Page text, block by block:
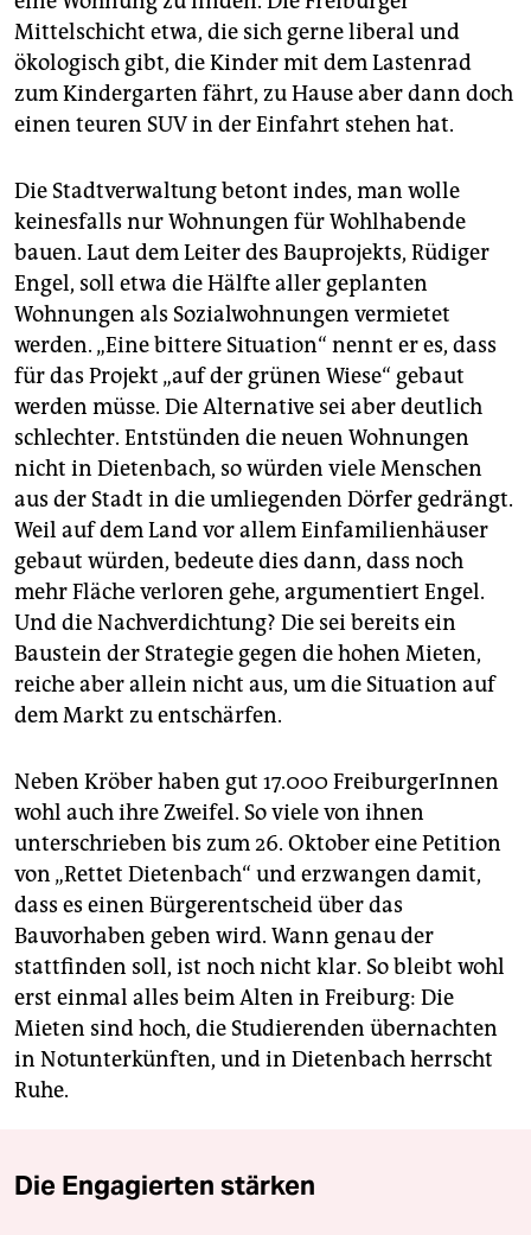
Mittelschicht etwa, die sich gerne liberal und
ökologisch gibt, die Kinder mit dem Lastenrad
zum Kindergarten fährt, zu Hause aber dann doch
einen teuren SUV in der Einfahrt stehen hat.
Die Stadtverwaltung betont indes, man wolle
keinesfalls nur Wohnungen für Wohlhabende
bauen. Laut dem Leiter des Bauprojekts, Rüdiger
Engel, soll etwa die Hälfte aller geplanten
Wohnungen als Sozialwohnungen vermietet
werden. „Eine bittere Situation“ nennt er es, dass
für das Projekt „auf der grünen Wiese“ gebaut
werden müsse. Die Alternative sei aber deutlich
schlechter. Entstünden die neuen Wohnungen
nicht in Dietenbach, so würden viele Menschen
aus der Stadt in die umliegenden Dörfer gedrängt.
Weil auf dem Land vor allem Einfamilienhäuser
gebaut würden, bedeute dies dann, dass noch
mehr Fläche verloren gehe, argumentiert Engel.
Und die Nachverdichtung? Die sei bereits ein
Baustein der Strategie gegen die hohen Mieten,
reiche aber allein nicht aus, um die Situation auf
dem Markt zu entschärfen.
Neben Kröber haben gut 17.000 FreiburgerInnen
wohl auch ihre Zweifel. So viele von ihnen
unterschrieben bis zum 26. Oktober eine Petition
von „Rettet Dietenbach“ und erzwangen damit,
dass es einen Bürgerentscheid über das
Bauvorhaben geben wird. Wann genau der
stattfinden soll, ist noch nicht klar. So bleibt wohl
erst einmal alles beim Alten in Freiburg: Die
Mieten sind hoch, die Studierenden übernachten
in Notunterkünften, und in Dietenbach herrscht
Ruhe.
Die Engagierten stärken